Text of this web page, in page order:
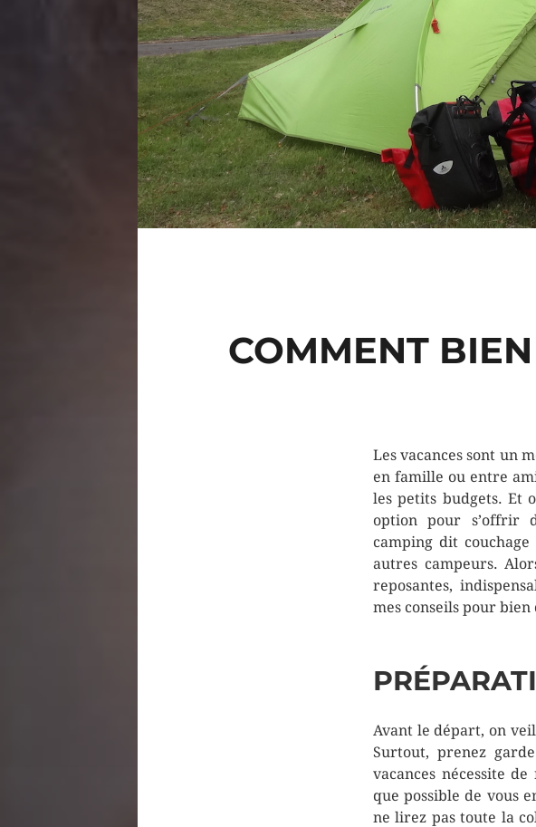
COMMENT
Les vacances sont un
en famille ou entre
les petits budgets. Et
option pour s’offrir
camping dit
autres campeurs.
reposantes,
mes conseils pour
Avant le départ, on
Surtout, prenez
vacances nécessite
que possible de vous
ne lirez pas toute la